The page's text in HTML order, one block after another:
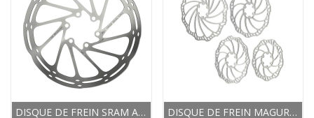
DISQUE DE FREIN SRAM ACIER INOX CENTERLINE... DISQUE DE FREIN MAGURA ACIER INOX STORM SL